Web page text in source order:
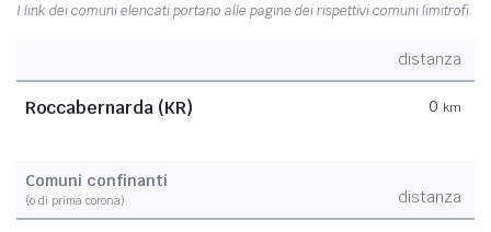
I link dei comuni elencati portano alle pagine dei rispettivi comuni limitrofi.
distanza
Roccabernarda (KR) 0 km
Comuni confinanti
(o di prima corona) distanza